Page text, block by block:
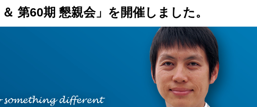
第60期 懇親会」を開催しました。